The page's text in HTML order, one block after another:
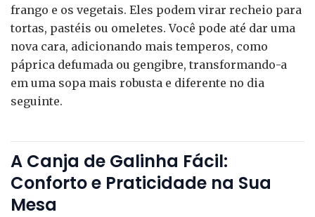
frango e os vegetais. Eles podem virar recheio para
tortas, pastéis ou omeletes. Você pode até dar uma
nova cara, adicionando mais temperos, como
páprica defumada ou gengibre, transformando-a
em uma sopa mais robusta e diferente no dia
seguinte.
A Canja de Galinha Fácil:
Conforto e Praticidade na Sua
Mesa